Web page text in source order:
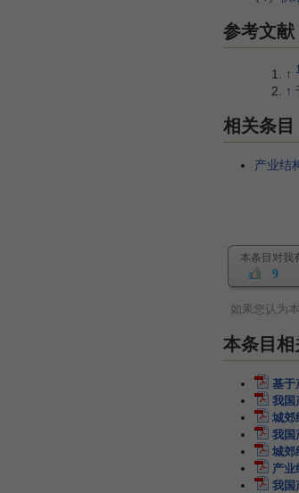
参考文献
↑
↑
相关条目
产业结
本条目对我
9
如果您认为
本条目相
基于
我国
城郊
我国
城郊
产业
我国